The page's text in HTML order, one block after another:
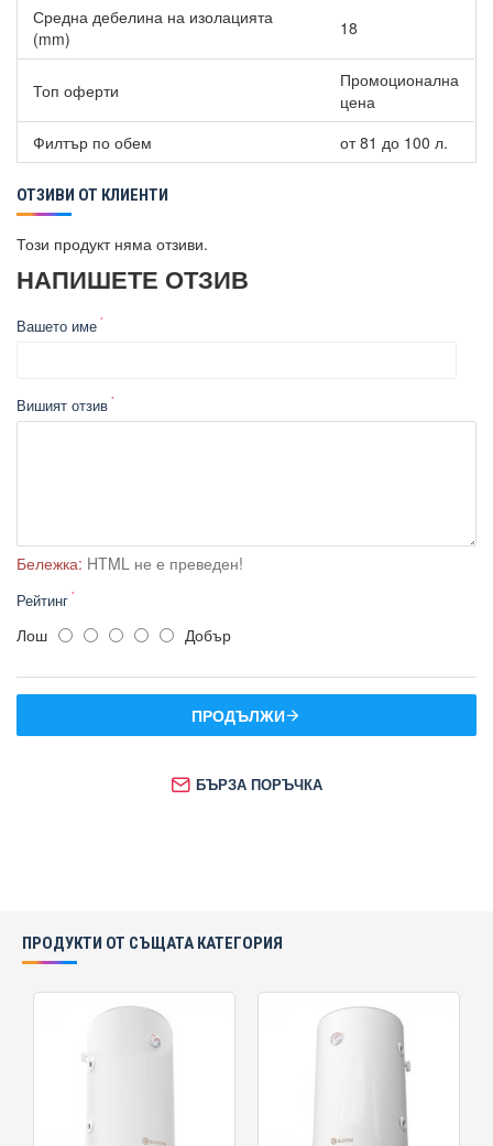
Средна дебелина на изолацията
(mm)
18
Топ оферти
Промоционална
цена
Филтър по обем
от 81 до 100 л.
ОТЗИВИ ОТ КЛИЕНТИ
Този продукт няма отзиви.
НАПИШЕТЕ ОТЗИВ
Вашето име
Вишият отзив
Бележка: HTML не е преведен!
Рейтинг
Лош Добър
ПРОДЪЛЖИ
БЪРЗА ПОРЪЧКА
ПРОДУКТИ ОТ СЪЩАТА КАТЕГОРИЯ